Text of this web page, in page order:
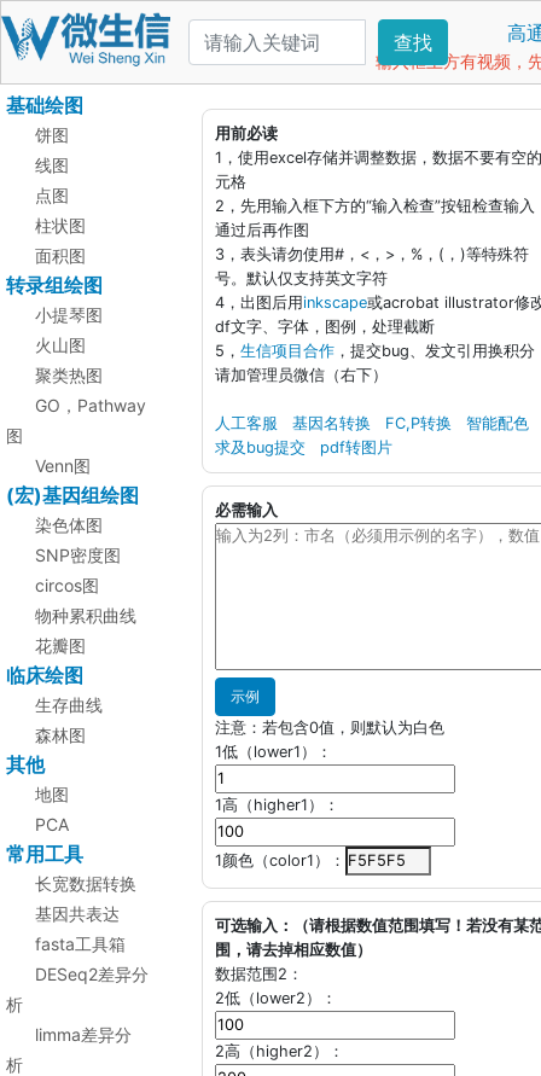
查找 高
输入框上方有视频，
基础绘图
饼图
线图
点图
柱状图
面积图
转录组绘图
小提琴图
火山图
聚类热图
GO，Pathway
图
Venn图
(宏)基因组绘图
染色体图
SNP密度图
circos图
物种累积曲线
花瓣图
临床绘图
生存曲线
森林图
其他
地图
PCA
常用工具
长宽数据转换
基因共表达
fasta工具箱
DESeq2差异分
析
limma差异分
析
用前必读
1，使用excel存储并调整数据，数据不要有空
元格
2，先用输入框下方的“输入检查”按钮检查输入
通过后再作图
3，表头请勿使用#，<，>，%，(，)等特殊符
号。默认仅支持英文字符
4，出图后用inkscape或acrobat illustrator修
df文字、字体，图例，处理截断
5， 生信项目合作 ，提交bug、发文引用换积分
请加管理员微信（右下）
人工客服 基因名转换 FC,P转换
智能配色
求及bug提交
pdf转图片
必需输入
示例
注意：若包含0值，则默认为白色
1低（lower1）：
1高（higher1）：
1颜色（color1）：
可选输入：（请根据数值范围填写！若没有某
围，请去掉相应数值）
数据范围2：
2低（lower2）：
2高（higher2）：